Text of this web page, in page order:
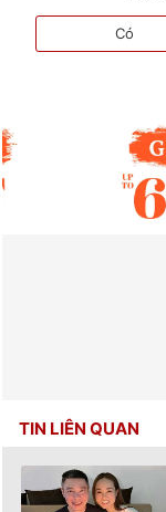
Có
TIN LIÊN QUAN